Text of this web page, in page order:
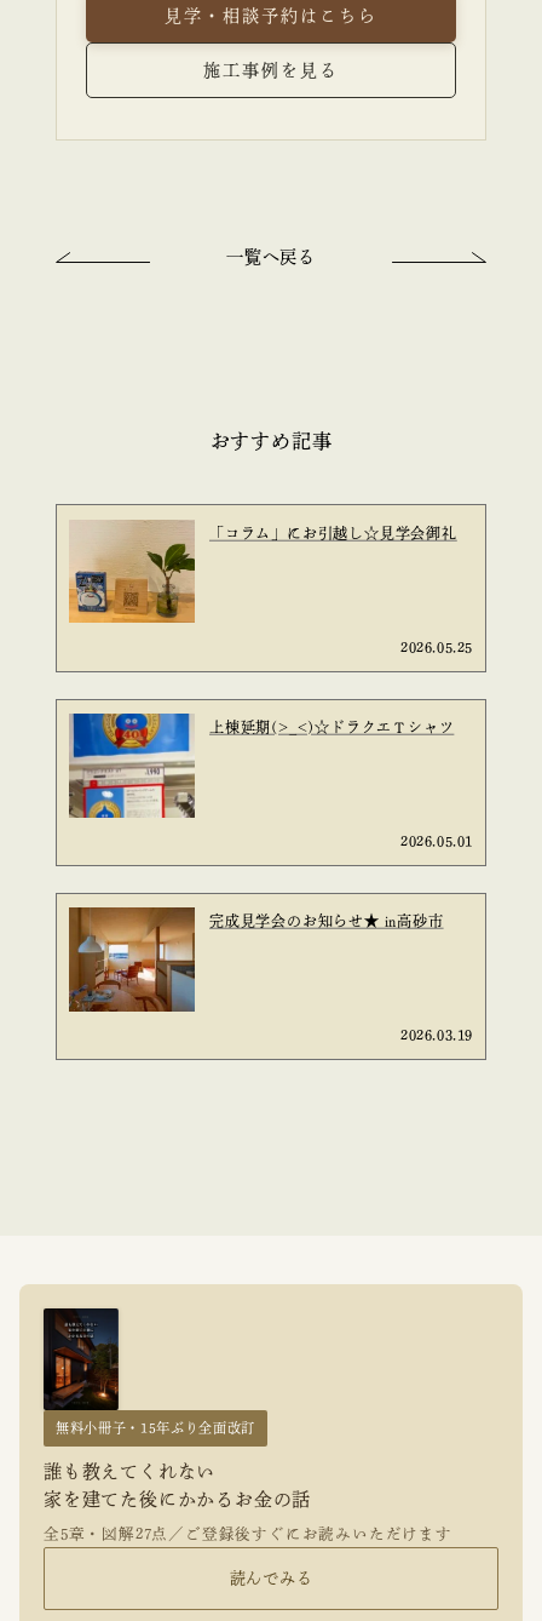
見学・相談予約はこちら
施工事例を見る
一覧へ戻る
おすすめ記事
「コラム」にお引越し☆見学会御礼
2026.05.25
上棟延期(>_<)☆ドラクエＴシャツ
2026.05.01
完成見学会のお知らせ★ in高砂市
2026.03.19
無料小冊子・15年ぶり全面改訂
誰も教えてくれない
家を建てた後にかかるお金の話
全5章・図解27点／ご登録後すぐにお読みいただけます
読んでみる